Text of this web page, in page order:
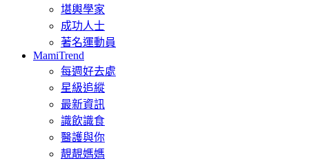
堪輿學家
成功人士
著名運動員
MamiTrend
每週好去處
星級追縱
最新資訊
識飲識食
醫護與你
靚靚媽媽